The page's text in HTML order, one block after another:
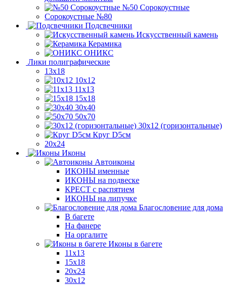
№50 Сорокоустные
Сорокоустные №80
Подсвечники
Искусственный камень
Керамика
ОНИКС
Лики полиграфические
13x18
10x12
11х13
15х18
30x40
50x70
30x12 (горизонтальные)
Круг D5см
20х24
Иконы
Автоиконы
ИКОНЫ именные
ИКОНЫ на подвеске
КРЕСТ с распятием
ИКОНЫ на липучке
Благословение для дома
В багете
На фанере
На оргалите
Иконы в багете
11x13
15x18
20x24
30х12